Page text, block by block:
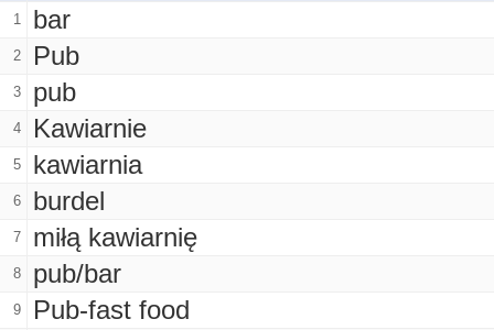
1
bar
2 Pub
3 pub
4 Kawiarnie
5 kawiarnia
6 burdel
7 miłą kawiarnię
8 pub/bar
9 Pub-fast food